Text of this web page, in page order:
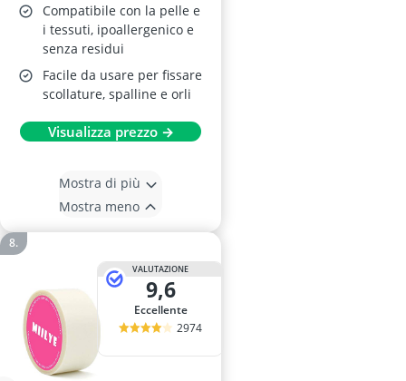
Compatibile con la pelle e
i tessuti, ipoallergenico e
senza residui
Facile da usare per fissare
scollature, spalline e orli
Visualizza prezzo →
Mostra di più
Mostra meno
VALUTAZIONE
9,6
Eccellente
2974